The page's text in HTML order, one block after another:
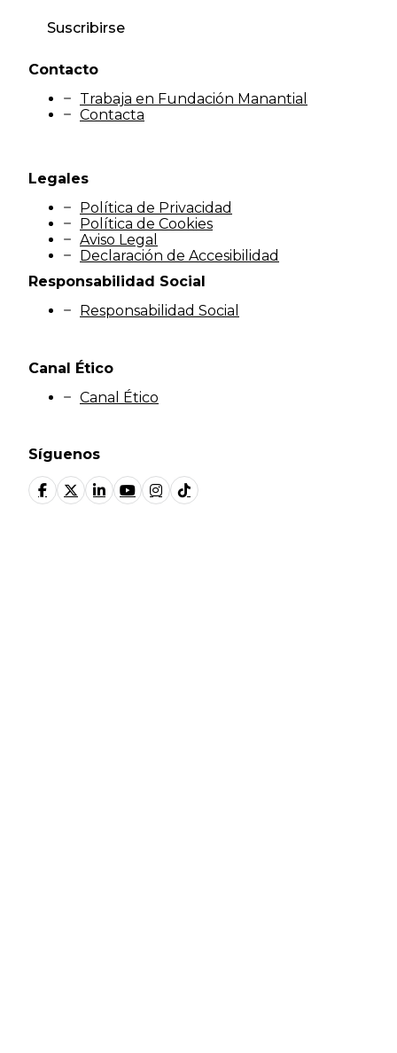
Suscribirse
Contacto
Trabaja en Fundación Manantial
Contacta
Legales
Política de Privacidad
Política de Cookies
Aviso Legal
Declaración de Accesibilidad
Síguenos
Responsabilidad Social
Responsabilidad Social
Canal Ético
Canal Ético